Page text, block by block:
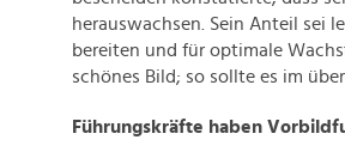
herauswachsen. Sein Anteil sei
bereiten und für optimale
schönes Bild; so sollte es im
Führungskräfte haben